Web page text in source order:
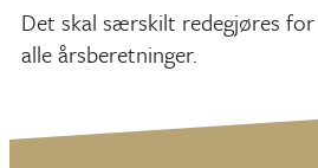
Det skal særskilt redegjøres
alle årsberetninger.